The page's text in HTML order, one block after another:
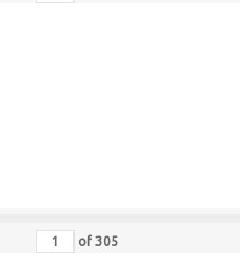
of 305